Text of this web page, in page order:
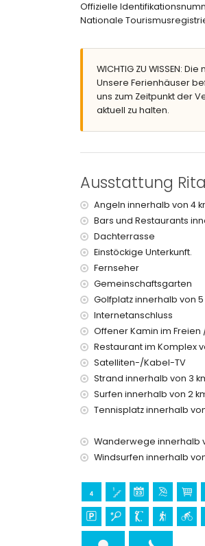
Dachterrasse
nächste Stadt: Moraira
nächster Strand:
nächster Hafen:
nächster Flughafen: El
zweitnächster
Empfangsdienst
Private Einrichtungen
Internet (WiFi)
Zentralheizung und
Gemeinschaftliche
Unterhaltungs- und
Bar (innerhalb von 500
Theater, Diskothek,
Sehenswürdigkeiten und
„Eco Museo Teulada“
von der Unterkunft)
Sport
Golf (San Jaime),
Haus)
Offizielle
Nationale
WICHTIG ZU WISSEN:
Unsere Ferienhäuser
uns zum Zeitpunkt der
aktuell zu halten.
Ausstattung Rita
Angeln innerhalb von 4
Bars und Restaurants
Dachterrasse
Einstöckige Unterkunft.
Fernseher
Gemeinschaftsgarten
Golfplatz innerhalb von 5
Internetanschluss
Offener Kamin im Freien
Restaurant im Komplex
Satelliten-/Kabel-TV
Strand innerhalb von 3
Surfen innerhalb von 2
Tennisplatz innerhalb
Wanderwege innerhalb
Windsurfen innerhalb